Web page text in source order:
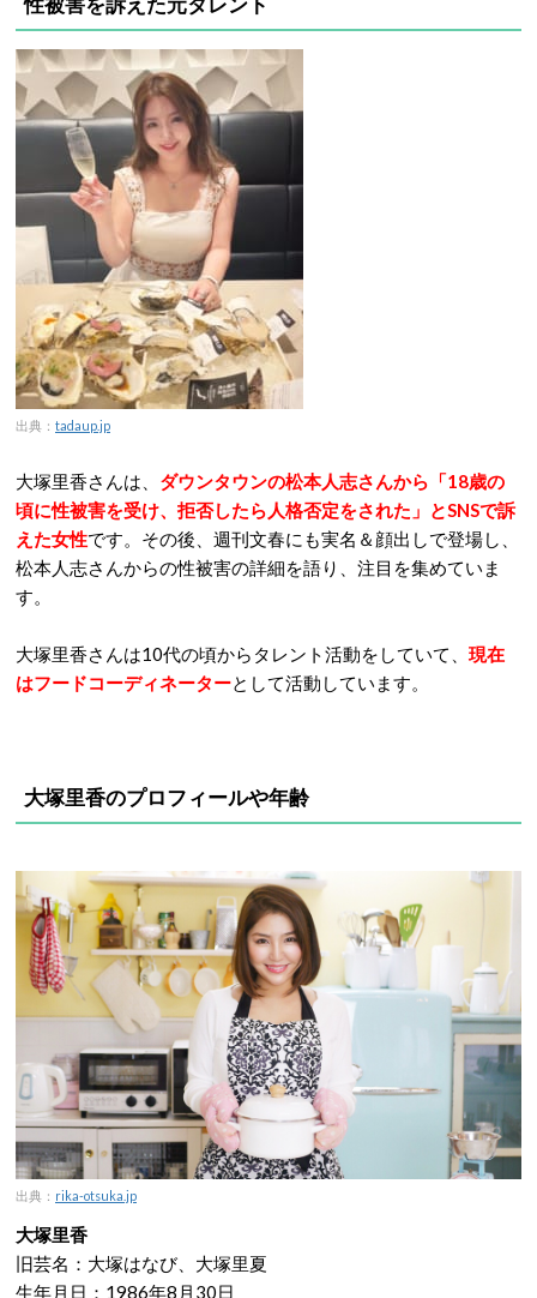
出典： tadaup.jp
大塚里香さんは、 ダウンタウンの松本人志さんから「18歳の
頃に性被害を受け、拒否したら人格否定をされた」とSNSで訴
えた女性です。その後、週刊文春にも実名＆顔出しで登場し、
松本人志さんからの性被害の詳細を語り、注目を集めていま
す。
大塚里香さんは10代の頃からタレント活動をしていて、 現在
はフードコーディネーターとして活動しています。
大塚里香のプロフィールや年齢
出典： rika-otsuka.jp
大塚里香
旧芸名：大塚はなび、大塚里夏
生年月日：1986年8月30日